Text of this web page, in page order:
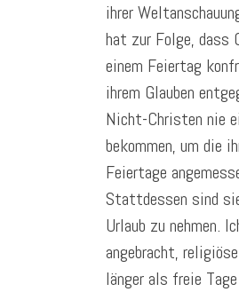
ihrer
hat zur Folge, dass
einem Feiertag
ihrem Glauben
Nicht-Christen nie
bekommen, um die
Feiertage
Stattdessen sind
Urlaub zu nehmen.
angebracht,
länger als freie